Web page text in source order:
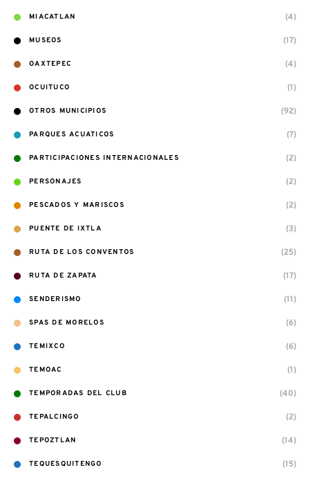
MIACATLAN (4)
MUSEOS (17)
OAXTEPEC (4)
OCUITUCO (1)
OTROS MUNICIPIOS (92)
PARQUES ACUATICOS (7)
PARTICIPACIONES INTERNACIONALES (2)
PERSONAJES (2)
PESCADOS Y MARISCOS (2)
PUENTE DE IXTLA (3)
RUTA DE LOS CONVENTOS (25)
RUTA DE ZAPATA (17)
SENDERISMO (11)
SPAS DE MORELOS (6)
TEMIXCO (6)
TEMOAC (1)
TEMPORADAS DEL CLUB (40)
TEPALCINGO (2)
TEPOZTLAN (14)
TEQUESQUITENGO (15)